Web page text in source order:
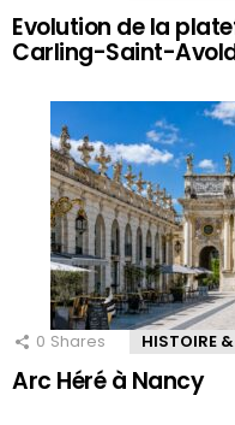
Evolution de la
Carling-Saint-
0 Shares HISTOIRE
Arc Héré à Nancy